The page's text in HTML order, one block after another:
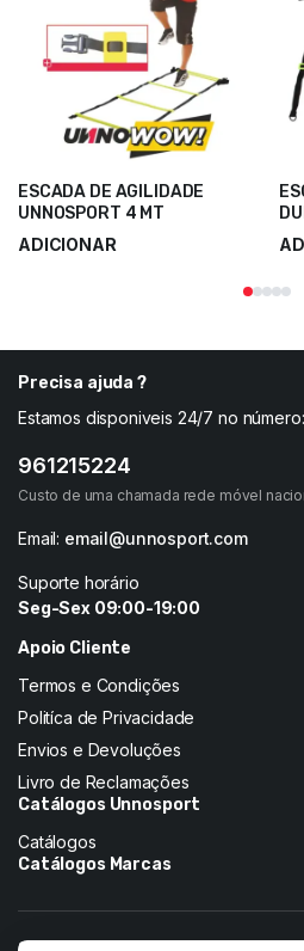
ESCADA DE AGILIDADE
UNNOSPORT 4 MT
ADICIONAR
Precisa ajuda ?
Estamos disponiveis 24/7 no número:
961215224
Custo de uma chamada rede móvel
Email: email@unnosport.com
Suporte horário
Seg-Sex 09:00-19:00
Apoio Cliente
Termos e Condições
Politíca de Privacidade
Envios e Devoluções
Livro de Reclamações
Catálogos Unnosport
Catálogos
Catálogos Marcas